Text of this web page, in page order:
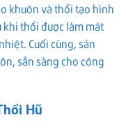
khuôn và thổi tạo hình
khi thổi được làm mát
Cuối cùng, sản
sẵn sàng cho công
Hũ